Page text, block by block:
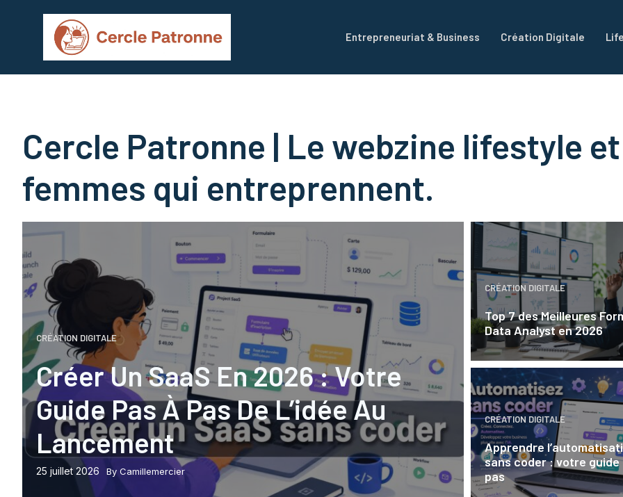
Entrepreneuriat & Business Création Digitale
Cercle Patronne | Le webzine lifestyle
femmes qui entreprennent.
CRÉATION DIGITALE
Créer Un SaaS En 2026 : Votre
Guide Pas À Pas De L’idée Au
Lancement
25 juillet 2026 By Camillemercier
CRÉATION DIGITALE
Top 7 des Meilleures
Data Analyst en 2026
CRÉATION DIGITALE
Apprendre
sans coder : votre guide
pas